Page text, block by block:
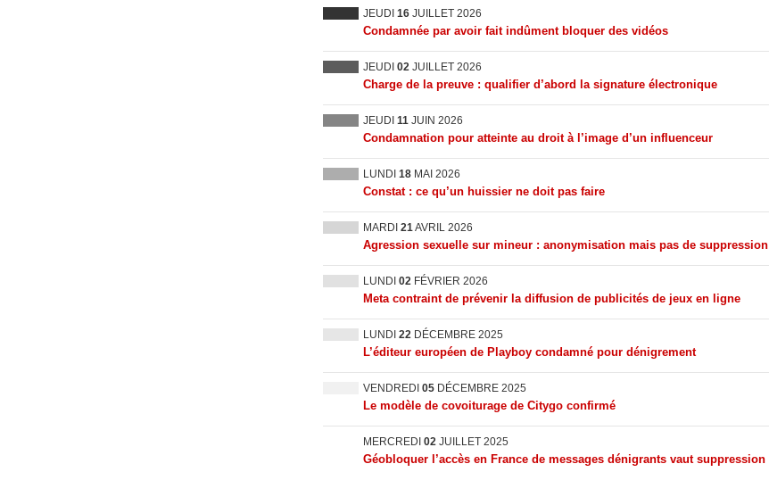
JEUDI 16 JUILLET 2026
Condamnée par avoir fait indûment bloquer des vidéos
JEUDI 02 JUILLET 2026
Charge de la preuve : qualifier d’abord la signature électronique
JEUDI 11 JUIN 2026
Condamnation pour atteinte au droit à l’image d’un influenceur
LUNDI 18 MAI 2026
Constat : ce qu’un huissier ne doit pas faire
MARDI 21AVRIL 2026
Agression sexuelle sur mineur : anonymisation mais pas de suppression
LUNDI 02 FÉVRIER 2026
Meta contraint de prévenir la diffusion de publicités de jeux en ligne
LUNDI 22 DÉCEMBRE 2025
L’éditeur européen de Playboy condamné pour dénigrement
VENDREDI 05 DÉCEMBRE 2025
Le modèle de covoiturage de Citygo confirmé
MERCREDI 02 JUILLET 2025
Géobloquer l’accès en France de messages dénigrants vaut suppression